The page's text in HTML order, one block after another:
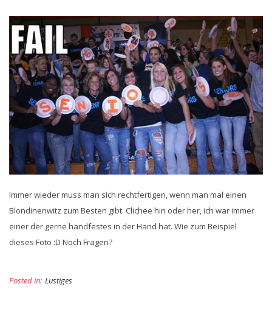
Immer wieder muss man sich rechtfertigen, wenn man mal einen
Blondinenwitz zum Besten gibt. Clichee hin oder her, ich war immer
einer der gerne handfestes in der Hand hat. Wie zum Beispiel
dieses Foto :D Noch Fragen?
Posted in: Lustiges